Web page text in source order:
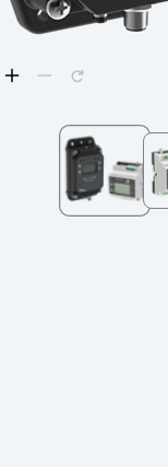
MAINTENANCE